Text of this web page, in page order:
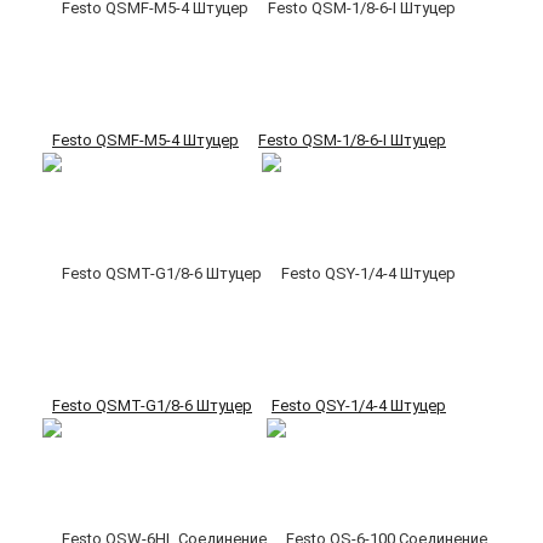
Festo QSMF-M5-4 Штуцер Festo QSM-1/8-6-I Штуцер
Festo QSMT-G1/8-6 Штуцер Festo QSY-1/4-4 Штуцер